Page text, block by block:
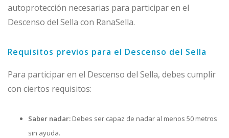
autoprotección necesarias para participar en el
Descenso del Sella con RanaSella.
Requisitos previos para el Descenso del Sella
Para participar en el Descenso del Sella, debes cumplir
con ciertos requisitos:
Saber nadar: Debes ser capaz de nadar al menos 50 metros
sin ayuda.